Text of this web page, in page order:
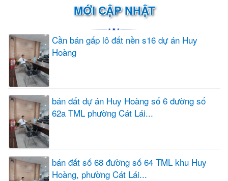
MỚI CẬP NHẬT
Cần bán gấp lô đất nền s16 dự án Huy
Hoàng
bán đất dự án Huy Hoàng số 6 đường số
62a TML phường Cát Lái...
bán đất số 68 đường số 64 TML khu Huy
Hoàng, phường Cát Lái...